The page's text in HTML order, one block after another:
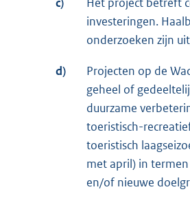
c)
Het project betreft
investeringen.
onderzoeken zijn
d)
Projecten op de
geheel of
duurzame
toeristisch-
toeristisch
met april) in
en/of nieuwe